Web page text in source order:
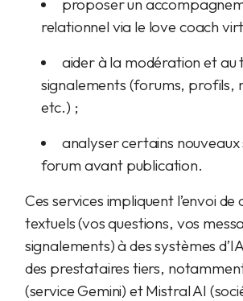
proposer un
relationnel via le love coach
aider à la modération et au
signalements (forums, profils,
etc.) ;
analyser certains nouveaux
forum avant publication.
Ces services impliquent l’envoi de
textuels (vos questions, vos
signalements) à des systèmes
des prestataires tiers,
(service Gemini) et Mistral AI